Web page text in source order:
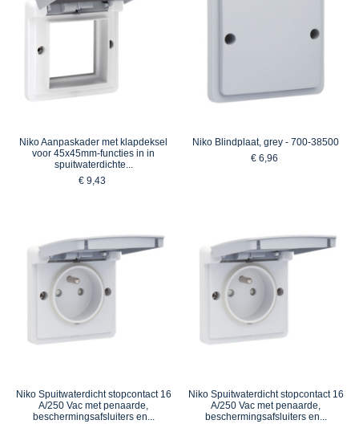
Niko Aanpaskader met klapdeksel
voor 45x45mm-functies in in
spuitwaterdichte...
€ 9,43
Niko Blindplaat, grey - 700-38500
€ 6,96
Niko Spuitwaterdicht stopcontact 16
A/250 Vac met penaarde,
beschermingsafsluiters en...
Niko Spuitwaterdicht stopcontact 16
A/250 Vac met penaarde,
beschermingsafsluiters en...